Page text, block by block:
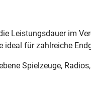
Leistungsdauer im
ideal für zahlreiche
Spielzeuge,